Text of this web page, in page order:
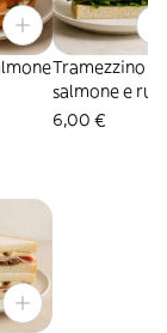
Tramezzino
salmone e
6,00 €